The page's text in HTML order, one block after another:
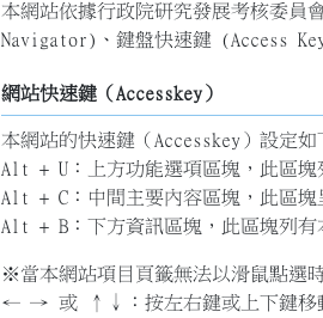
本網站依據行政院研究發展考核委
Navigator)、鍵盤快速鍵 (Access
網站快速鍵（Accesskey）
本網站的快速鍵（Accesskey）設定如
Alt + U：上方功能選項區塊，此區塊
Alt + C：中間主要內容區塊，此區塊
Alt + B：下方資訊區塊，此區塊列有
※當本網站項目頁籤無法以滑鼠點選
← → 或 ↑↓：按左右鍵或上下鍵移